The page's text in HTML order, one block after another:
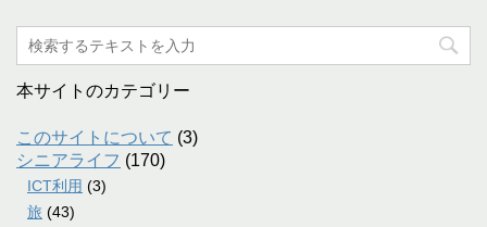
本サイトのカテゴリー
このサイトについて (3)
シニアライフ (170)
ICT利用 (3)
旅 (43)